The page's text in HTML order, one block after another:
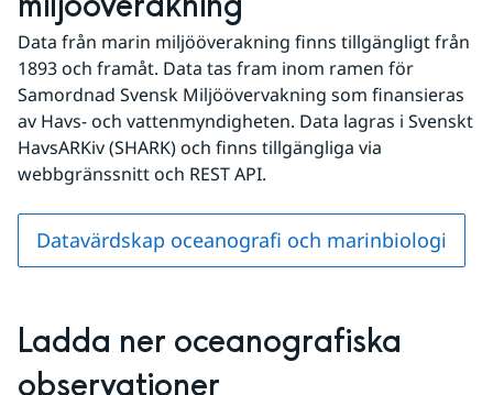
Data från marin miljööverakning finns tillgängligt från
1893 och framåt. Data tas fram inom ramen för
Samordnad Svensk Miljöövervakning som finansieras
av Havs- och vattenmyndigheten. Data lagras i Svenskt
HavsARKiv (SHARK) och finns tillgängliga via
webbgränssnitt och REST API.
Datavärdskap oceanografi och marinbiologi
Ladda ner oceanografiska
observationer